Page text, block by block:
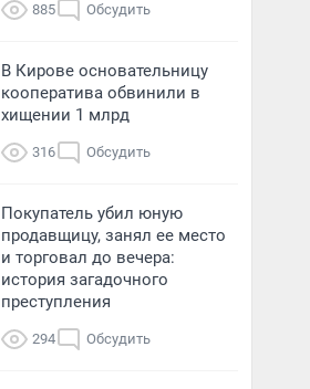
885 Обсудить
В Кирове основательницу
кооператива обвинили в
хищении 1 млрд
316 Обсудить
Покупатель убил юную
продавщицу, занял ее место
и торговал до вечера:
история загадочного
преступления
294 Обсудить